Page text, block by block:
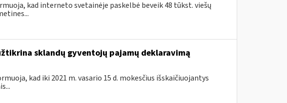
kad interneto svetainėje paskelbė beveik 48 tūkst. viešų
sklandų gyventojų pajamų deklaravimą
kad iki 2021 m. vasario 15 d. mokesčius išskaičiuojantys